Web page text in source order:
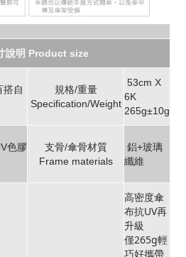
說明 Product size
搭自
規格/重量
Specification/Weight
53cm X
6K
265g±10g
色膠
支骨/傘骨材質
Frame materials
鋁+玻璃
纖維
高密度傘
布抗UV再
升級
僅265g輕
巧好攜帶